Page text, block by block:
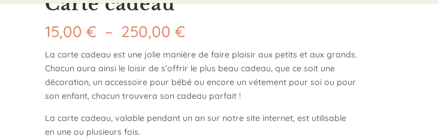
15,00€ – 250,00€
prix :
15,00 €
à
250,00 €
La carte cadeau est une jolie manière de faire plaisir aux petits et aux grands.
Chacun aura ainsi le loisir de s’offrir le plus beau cadeau, que ce soit une
décoration, un accessoire pour bébé ou encore un vétement pour soi ou pour
son enfant, chacun trouvera son cadeau parfait !
La carte cadeau, valable pendant un an sur notre site internet, est utilisable
en une ou plusieurs fois.